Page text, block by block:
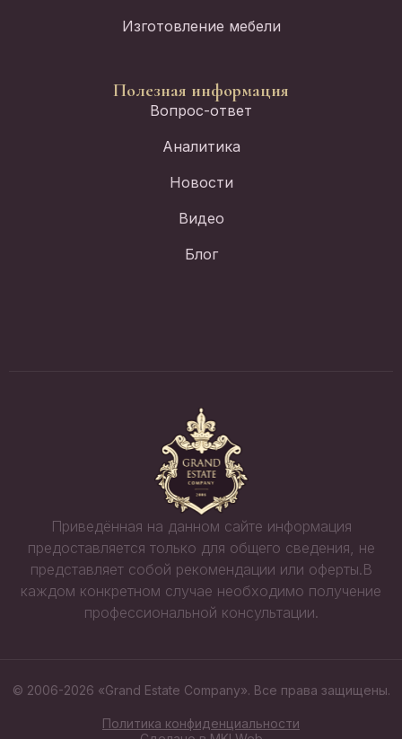
Изготовление мебели
Полезная информация
Вопрос-ответ
Аналитика
Новости
Видео
Блог
Приведённая на данном сайте информация
предоставляется только для общего сведения, не
представляет собой рекомендации или оферты.В
каждом конкретном случае необходимо получение
профессиональной консультации.
© 2006-2026 «Grand Estate Company». Все права защищены.
Политика конфиденциальности